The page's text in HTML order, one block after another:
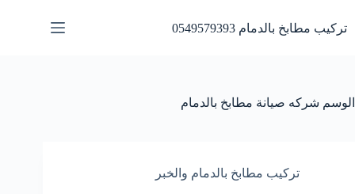
المحتوى
تركيب مطابخ بالدمام 0549579393
الوسم شركه صيانة مطابخ بالدمام
تركيب مطابخ بالدمام والخبر